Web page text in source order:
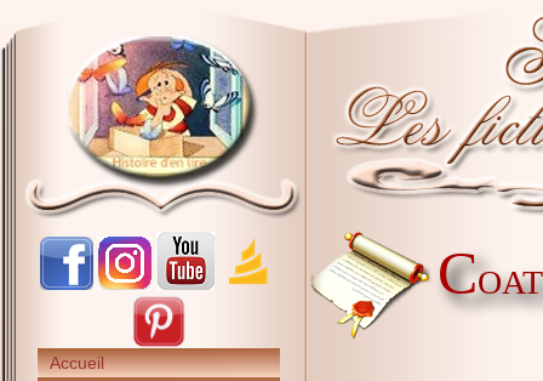
Accueil
C